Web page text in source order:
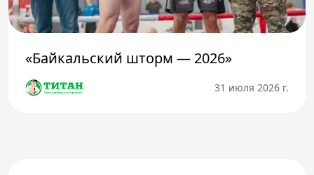
«Байкальский шторм — 2026»
31 июля 2026 г.